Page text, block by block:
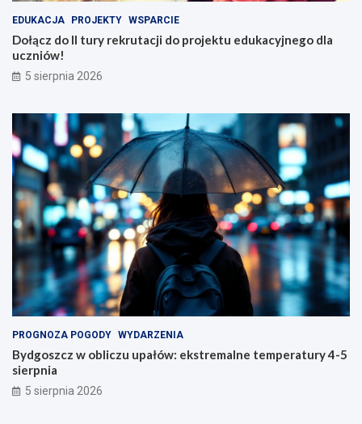
EDUKACJA PROJEKTY WSPARCIE
Dołącz do II tury rekrutacji do projektu edukacyjnego dla
uczniów!
5 sierpnia 2026
PROGNOZA POGODY WYDARZENIA
Bydgoszcz w obliczu upałów: ekstremalne temperatury 4-5
sierpnia
5 sierpnia 2026